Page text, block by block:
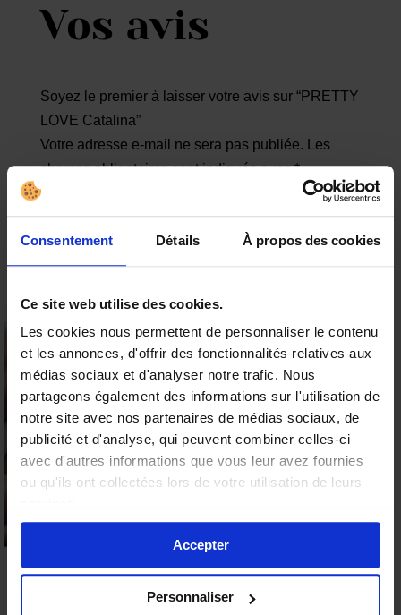
Consentement Détails À propos des cookies
Ce site web utilise des cookies.
Les cookies nous permettent de personnaliser le contenu
et les annonces, d'offrir des fonctionnalités relatives aux
médias sociaux et d'analyser notre trafic. Nous
partageons également des informations sur l'utilisation de
notre site avec nos partenaires de médias sociaux, de
publicité et d'analyse, qui peuvent combiner celles-ci
avec d'autres informations que vous leur avez fournies
ou qu'ils ont collectées lors de votre utilisation de leurs
Accepter
Personnaliser
Vos avis
Soyez le premier à laisser votre avis sur “PRETTY
LOVE Catalina”
Votre adresse e-mail ne sera pas publiée.
Les
champs obligatoires sont indiqués avec*
ENVOI
9.6/10 (19 avis)
★★★★★
15% offerts sur votre
première commande
Valable sur tous les produits